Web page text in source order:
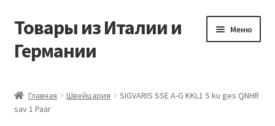
Перейти
навигации
Перейти
содержимому
Товары из Италии и
Германии
Меню
Виды доставки
Главная Швейцария
SIGVARIS SSE A-G KKL1 S ku ges QNHR
sav 1 Paar